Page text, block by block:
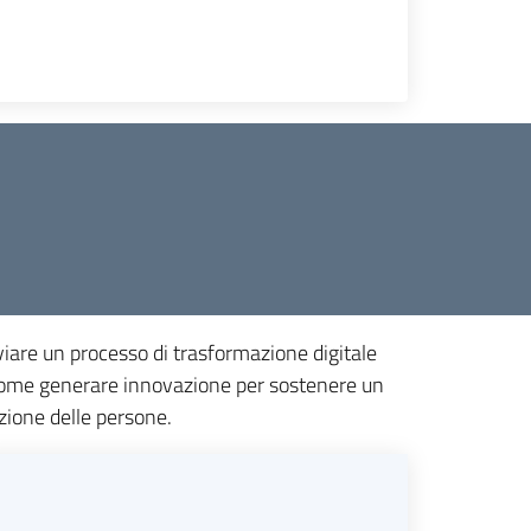
un processo di trasformazione digitale
generare innovazione per sostenere un
delle persone.